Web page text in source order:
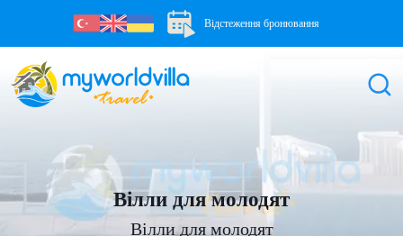
Відстеження бронювання
Вілли для молодят
Вілли для молодят